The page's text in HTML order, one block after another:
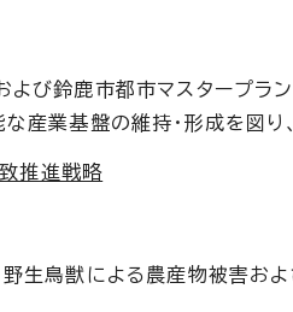
び鈴鹿市都市マスタープラ
な産業基盤の維持・形成を図
推進戦略
生鳥獣による農産物被害お